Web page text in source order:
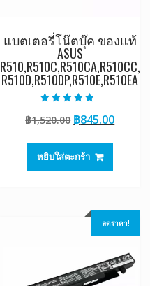
แบตเตอรี่โน๊ตบุ๊ค ของแท้
ASUS
R510,R510C,R510CA,R510CC,
R510D,R510DP,R510E,R510EA
4.50
ตั้งแต่ 1-5
฿1,520.00 Original
was:
฿1,520.00.
฿845.00
หยิบใส่ตะกร้า
ลดราคา!